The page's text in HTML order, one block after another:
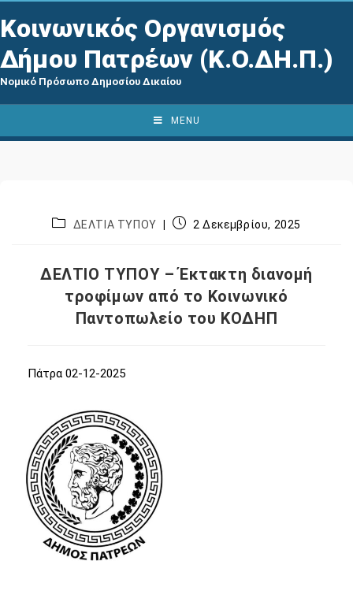
Κοινωνικός Οργανισμός
Δήμου Πατρέων (Κ.Ο.ΔΗ.Π.)
Νομικό Πρόσωπο Δημοσίου Δικαίου
MENU
ΔΕΛΤΙΑ ΤΥΠΟΥ 2 Δεκεμβρίου, 2025
ΔΕΛΤΙΟ ΤΥΠΟΥ – Έκτακτη διανομή
τροφίμων από το Κοινωνικό
Παντοπωλείο του ΚΟΔΗΠ
Πάτρα 02-12-2025